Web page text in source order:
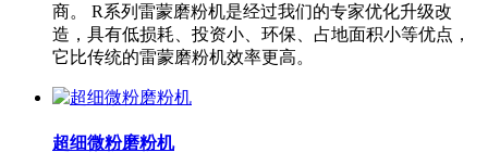
商。 R系列雷蒙磨粉机是经过我们的专家优化升级改
造，具有低损耗、投资小、环保、占地面积小等优点，
它比传统的雷蒙磨粉机效率更高。
超细微粉磨粉机